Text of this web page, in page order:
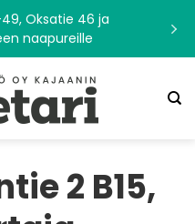
Oksatie 46 ja
naapureille
2 B15,